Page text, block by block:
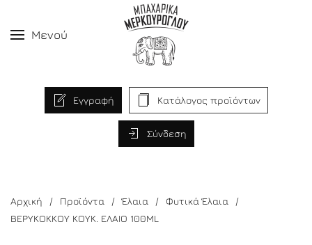
Μενού
Εγγραφή Κατάλογος προϊόντων
Σύνδεση
Αρχική Προϊόντα Έλαια
Φυτικά Έλαια
ΒΕΡΥΚΟΚΚΟΥ ΚΟΥΚ. ΕΛΑΙΟ 100ML